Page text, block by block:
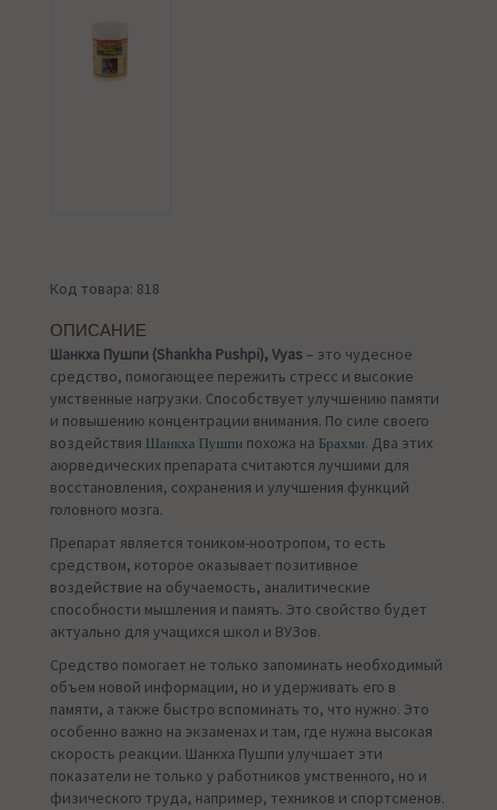
Код товара: 818
ОПИСАНИЕ
Шанкха Пушпи (Shankha Pushpi), Vyas – это чудесное
средство, помогающее пережить стресс и высокие
умственные нагрузки. Способствует улучшению памяти
и повышению концентрации внимания. По силе своего
воздействия Шанкха Пушпи похожа на Брахми. Два этих
аюрведических препарата считаются лучшими для
восстановления, сохранения и улучшения функций
головного мозга.
Препарат является тоником-ноотропом, то есть
средством, которое оказывает позитивное
воздействие на обучаемость, аналитические
способности мышления и память. Это свойство будет
актуально для учащихся школ и ВУЗов.
Средство помогает не только запоминать необходимый
объем новой информации, но и удерживать его в
памяти, а также быстро вспоминать то, что нужно. Это
особенно важно на экзаменах и там, где нужна высокая
скорость реакции. Шанкха Пушпи улучшает эти
показатели не только у работников умственного, но и
физического труда, например, техников и спортсменов.